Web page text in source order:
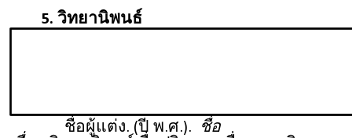
5. วิทยานิพนธ์
ชื่อผู้แต่ง. (ปี พ.ศ.).
ชื่อ